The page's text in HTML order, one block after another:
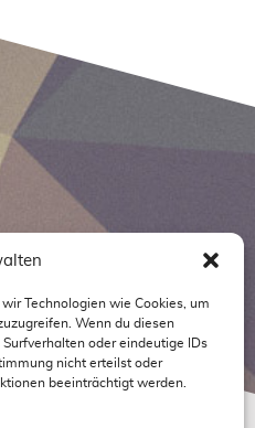
Technologien wie Cookies, um
Wenn du diesen
oder eindeutige IDs
nicht erteilst oder
beeinträchtigt werden.